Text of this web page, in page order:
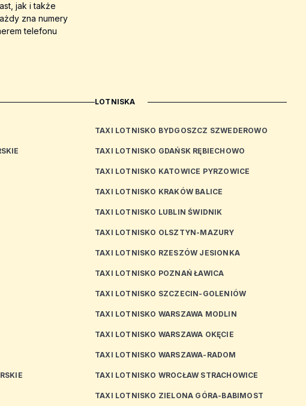
jak i także
zna numery
telefonu
LOTNISKA
TAXI LOTNISKO BYDGOSZCZ SZWEDEROWO
TAXI LOTNISKO GDAŃSK RĘBIECHOWO
TAXI LOTNISKO KATOWICE PYRZOWICE
TAXI LOTNISKO KRAKÓW BALICE
TAXI LOTNISKO LUBLIN ŚWIDNIK
TAXI LOTNISKO OLSZTYN-MAZURY
TAXI LOTNISKO RZESZÓW JESIONKA
TAXI LOTNISKO POZNAŃ ŁAWICA
TAXI LOTNISKO SZCZECIN-GOLENIÓW
TAXI LOTNISKO WARSZAWA MODLIN
TAXI LOTNISKO WARSZAWA OKĘCIE
TAXI LOTNISKO WARSZAWA-RADOM
TAXI LOTNISKO WROCŁAW STRACHOWICE
TAXI LOTNISKO ZIELONA GÓRA-BABIMOST